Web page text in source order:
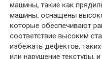
машины, такие как
машины, оснащены
которые обеспечивают
соответствие высоким
избежать дефектов,
или нарушение текстуры,